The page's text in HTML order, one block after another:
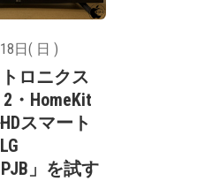
日( 日 )
ロニクス
・HomeKit
スマート
」を試す